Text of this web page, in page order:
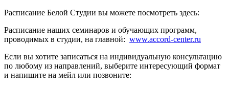
Расписание Белой Студии вы можете посмотреть здесь:
Расписание наших семинаров и обучающих программ,
проводимых в студии, на главной: www.accord-center.ru
Если вы хотите записаться на индивидуальную консультацию
по любому из направлений, выберите интересующий формат
и напишите на мейл или позвоните: